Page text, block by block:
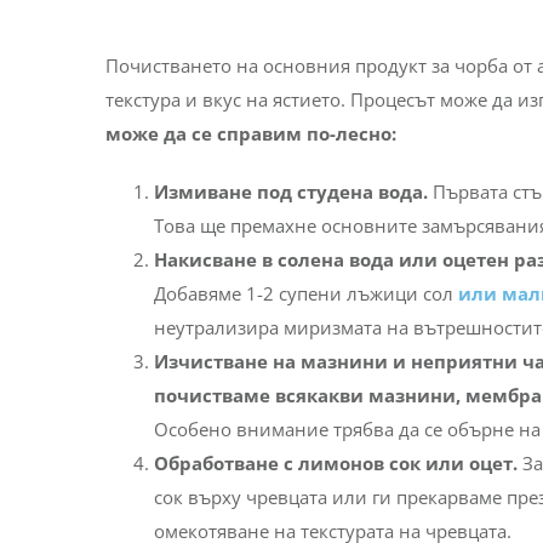
Почистването на основния продукт за чорба
текстура и вкус на ястието. Процесът може да
може да се справим по-лесно:
Измиване под студена вода. Първата
Това ще премахне основните
Накисване в солена вода или оцетен
Добавяме 1-2 супени лъжици сол или
неутрализира миризмата на
Изчистване на мазнини и неприятни
почистваме всякакви мазнини,
Особено внимание трябва да се обърне
Обработване с лимонов сок или оцет.
сок върху чревцата или ги прекарваме
омекотяване на текстурата на чревцата.